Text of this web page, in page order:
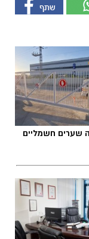
שערים חשמליים